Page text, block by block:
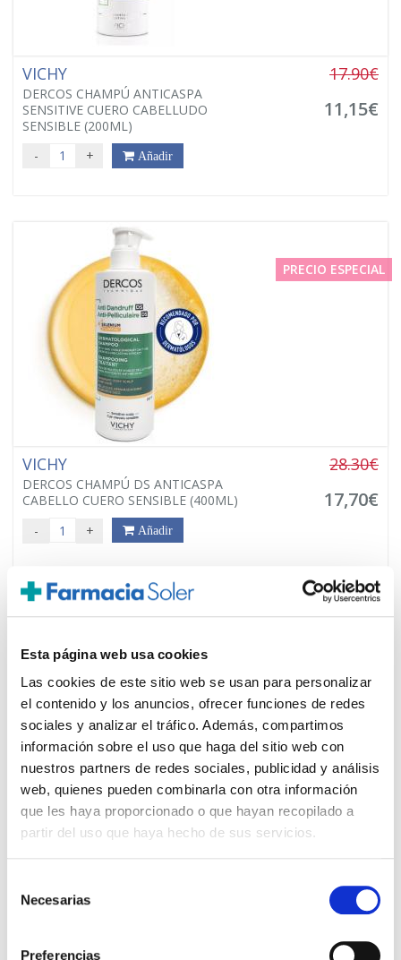
Esta página web usa cookies
Las cookies de este sitio web se usan para personalizar
el contenido y los anuncios, ofrecer funciones de redes
sociales y analizar el tráfico. Además, compartimos
información sobre el uso que haga del sitio web con
nuestros partners de redes sociales, publicidad y análisis
web, quienes pueden combinarla con otra información
que les haya proporcionado o que hayan recopilado a
partir del uso que haya hecho de sus servicios.
Necesarias
Preferencias
VICHY
DERCOS CHAMPÚ ANTICASPA
SENSITIVE CUERO CABELLUDO
SENSIBLE (200ML)
17.90€
11,15€
- + Añadir
PRECIO ESPECIAL
VICHY
DERCOS CHAMPÚ DS ANTICASPA
CABELLO CUERO SENSIBLE (400ML)
28.30€
17,70€
- + Añadir
VICHY
(200ML)